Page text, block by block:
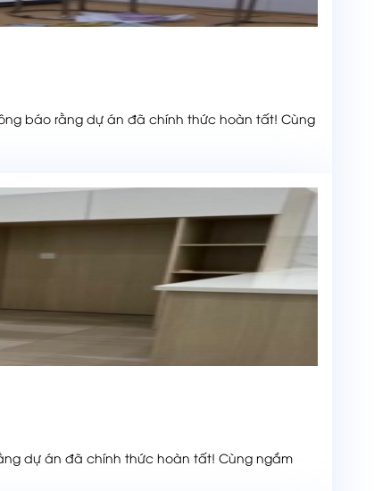
báo rằng dự án đã chính thức hoàn tất! Cùng
dự án đã chính thức hoàn tất! Cùng ngắm